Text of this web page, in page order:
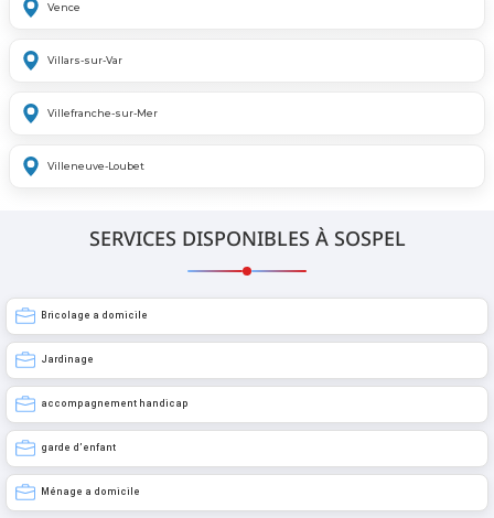
Vence
Villars-sur-Var
Villefranche-sur-Mer
Villeneuve-Loubet
SERVICES DISPONIBLES À SOSPEL
Bricolage a domicile
Jardinage
accompagnement handicap
garde d’enfant
Ménage a domicile